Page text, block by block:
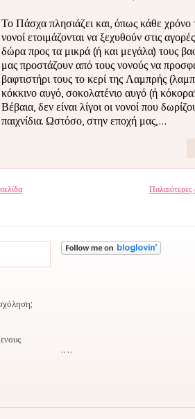
Το Πάσχα πλησιάζει και, όπως κάθε χρόνο
νονοί ετοιμάζονται να ξεχυθούν στις
δώρα προς τα μικρά (ή και μεγάλα) τους
μας προστάζουν από τους νονούς να
βαφτιστήρι τους το κερί της Λαμπρής
κόκκινο αυγό, σοκολατένιο αυγό (ή
Βέβαια, δεν είναι λίγοι οι νονοί που
παιχνίδια. Ωστόσο, στην εποχή μας,...
.. ..